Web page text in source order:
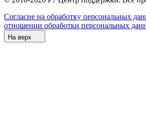
Согласие на обработку персональных
отношении обработки персональных
На верх